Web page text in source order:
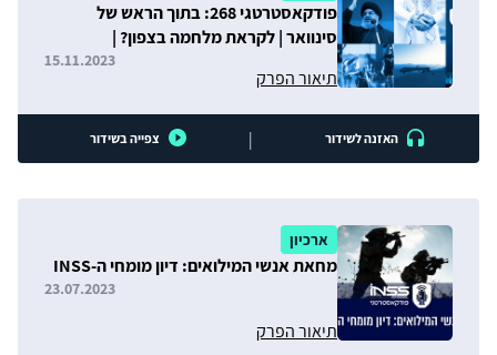
פודקאסטרטגי 268: בתוך הראש של
סינוואר | לקראת מלחמה בצפון? |
תיאור הפרק
15.11.2023
האזנה לשידור | צפייה בשידור
ארכיון
מחאת אנשי המילואים: דיון מומחי ה-INSS
תיאור הפרק
23.07.2023